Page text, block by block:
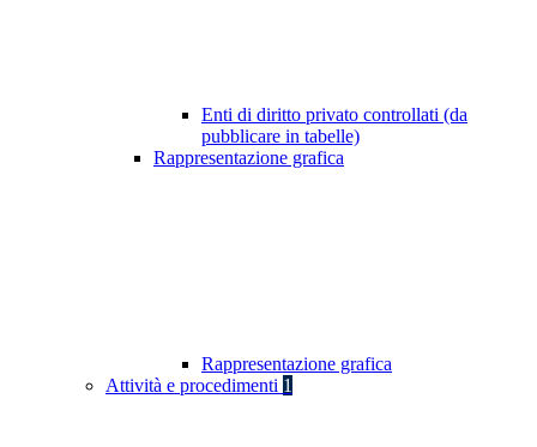
Enti di diritto privato controllati (da
pubblicare in tabelle)
Rappresentazione grafica
Rappresentazione grafica
Attività e procedimenti 1